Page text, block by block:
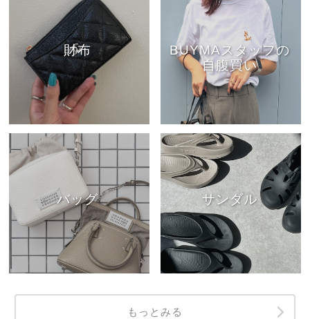
財布
BUYMAスタッフの
自腹買い
バッグ サンダル
もっとみる